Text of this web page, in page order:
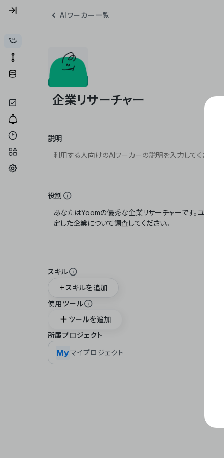
AIワーカー一覧
説明
役割
スキル
スキルを追加
使用ツール
ツールを追加
所属プロジェクト
Myマイプロジェクト